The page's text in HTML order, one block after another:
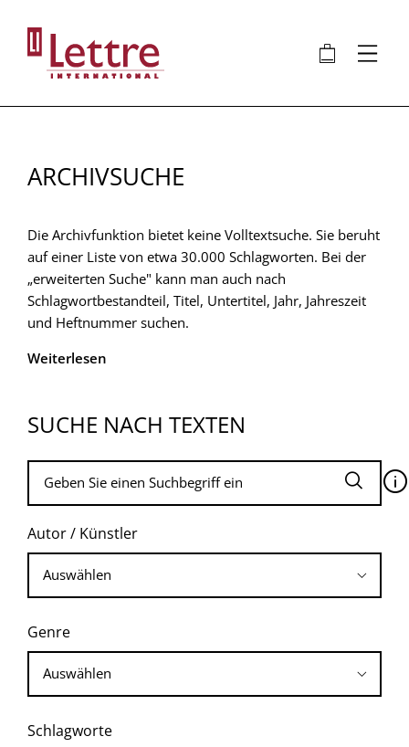
Inhalt
🛍 ⋮
ARCHIVSUCHE
Die Archivfunktion bietet keine Volltextsuche. Sie beruht
auf einer Liste von etwa 30.000 Schlagworten. Bei der
„erweiterten Suche" kann man auch nach
Schlagwortbestandteil, Titel, Untertitel, Jahr, Jahreszeit
und Heftnummer suchen.
Weiterlesen
SUCHE NACH TEXTEN
🛈
Autor / Künstler
Genre
Schlagworte